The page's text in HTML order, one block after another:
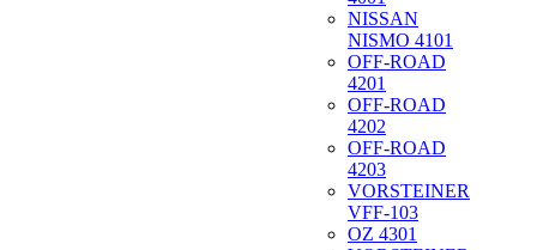
NISSAN
NISMO 4101
OFF-ROAD
4201
OFF-ROAD
4202
OFF-ROAD
4203
VORSTEINER
VFF-103
OZ 4301